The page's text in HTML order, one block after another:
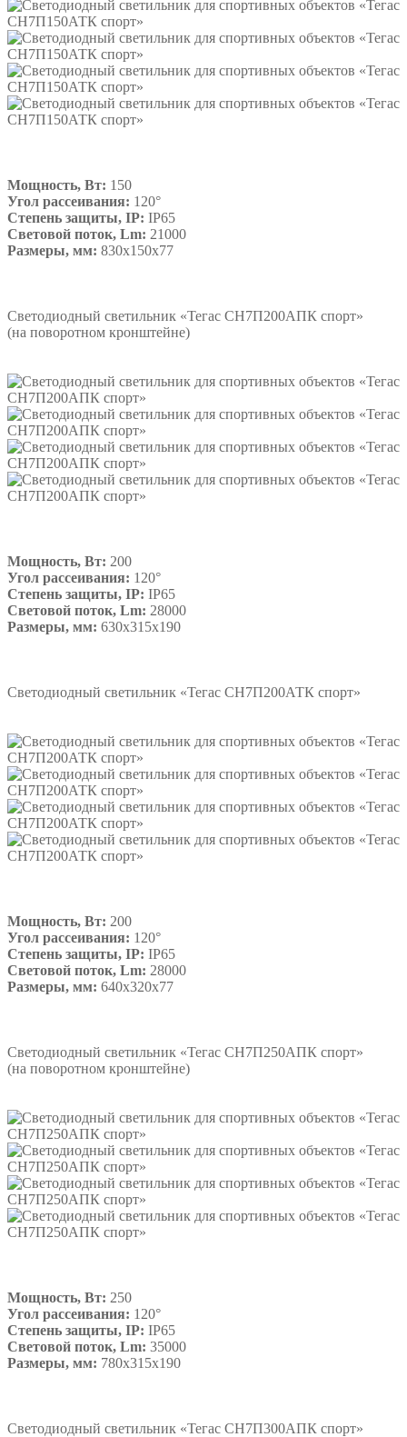
Мощность, Вт: 150
Угол рассеивания: 120°
Степень защиты, IP: IP65
Световой поток, Lm: 21000
Размеры, мм: 830х150х77
Светодиодный светильник «Тегас СН7П200АПК спорт»
(на поворотном кронштейне)
Мощность, Вт: 200
Угол рассеивания: 120°
Степень защиты, IP: IP65
Световой поток, Lm: 28000
Размеры, мм: 630х315х190
Светодиодный светильник «Тегас СН7П200АТК спорт»
Мощность, Вт: 200
Угол рассеивания: 120°
Степень защиты, IP: IP65
Световой поток, Lm: 28000
Размеры, мм: 640х320х77
Светодиодный светильник «Тегас СН7П250АПК спорт»
(на поворотном кронштейне)
Мощность, Вт: 250
Угол рассеивания: 120°
Степень защиты, IP: IP65
Световой поток, Lm: 35000
Размеры, мм: 780х315х190
Светодиодный светильник «Тегас СН7П300АПК спорт»